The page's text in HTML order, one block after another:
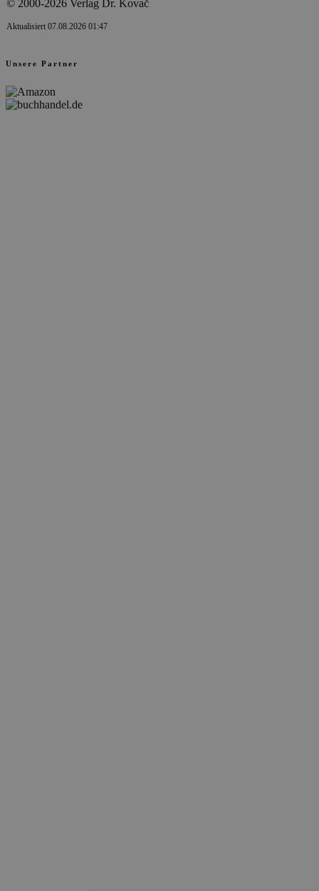
© 2000-2026 Verlag Dr. Kovač
Aktualisiert 07.08.2026 01:47
Unsere Partner